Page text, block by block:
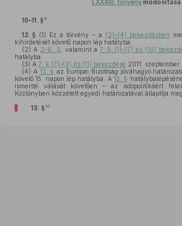
LXXXIII. törvénymódosítása
10–11. § 9
12. § (1) Ez a törvény – a (2)–(4) bekezdésben
kihirdetését követő napon lép hatályba.
(2) A 2–6. § , valamint a7. § (1)–(7) és (10)
hatályba.
(3) A 7. § (7)–(9) és (11) bekezdése 2011.
(4) A 13. § az Európai Bizottság jóváhagyó
követő 15. napon lép hatályba. A 13. §
ismertté válását követően – az adópolitikáért
Közlönyben közzétett egyedi határozatával állapítja meg.
13. § 10